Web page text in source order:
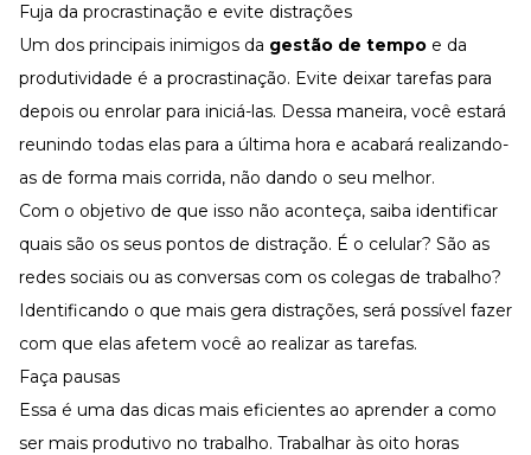
Fuja da procrastinação e evite distrações
Um dos principais inimigos da gestão de tempo e da
produtividade é a procrastinação. Evite deixar tarefas para
depois ou enrolar para iniciá-las. Dessa maneira, você estará
reunindo todas elas para a última hora e acabará realizando-
as de forma mais corrida, não dando o seu melhor.
Com o objetivo de que isso não aconteça, saiba identificar
quais são os seus pontos de distração. É o celular? São as
redes sociais ou as conversas com os colegas de trabalho?
Identificando o que mais gera distrações, será possível fazer
com que elas afetem você ao realizar as tarefas.
Faça pausas
Essa é uma das dicas mais eficientes ao aprender a como
ser mais produtivo no trabalho. Trabalhar às oito horas